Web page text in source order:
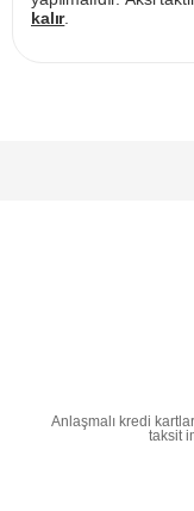
kalır.
Anlaşmalı kredi
taksit